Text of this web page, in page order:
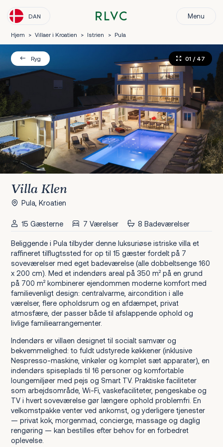
DAN Menu
Hjem > Villaer i Kroatien > Istrien > Pula
Ryg 01 / 47
Villa Klen
Pula, Kroatien
15 Gæsterne 7 Værelser 8 Badeværelser
Beliggende i Pula tilbyder denne luksuriøse istriske villa et
raffineret tilflugtssted for op til 15 gæster fordelt på 7
soveværelser med eget badeværelse (alle dobbeltsenge 160
x 200 cm). Med et indendørs areal på 350 m² på en grund
på 700 m² kombinerer ejendommen moderne komfort med
familievenligt design: centralvarme, aircondition i alle
værelser, flere opholdsrum og en afdæmpet, privat
atmosfære, der passer både til afslappende ophold og
livlige familiearrangementer.
Indendørs er villaen designet til socialt samvær og
bekvemmelighed: to fuldt udstyrede køkkener (inklusive
Nespresso-maskine, vinkøler og komplet sæt apparater), en
indendørs spiseplads til 16 personer og komfortable
loungemiljøer med pejs og Smart TV. Praktiske faciliteter
som arbejdsområde, Wi-Fi, vaskefaciliteter, pengeskabe og
TV i hvert soveværelse gør længere ophold problemfri. En
velkomstpakke venter ved ankomst, og yderligere tjenester
— privat kok, morgenmad, concierge, massage og daglig
rengøring — kan bestilles efter behov for en forbedret
oplevelse.